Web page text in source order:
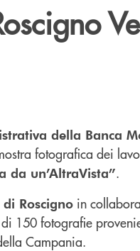
della Banca
fotografica dei
da un’AltraVista”.
Roscigno in
150 fotografie
Campania.